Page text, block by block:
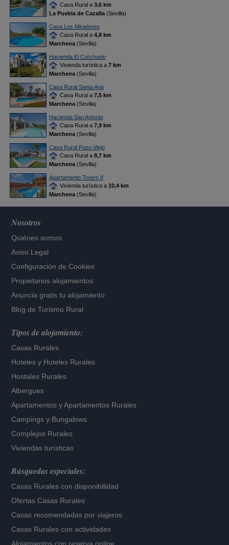
Casa Rural a 3,6 km
La Puebla de Cazalla(Sevilla)
Casa Los Miradores
Casa Rural a 4,8 km
Marchena(Sevilla)
Hacienda El Corchuelo
Vivienda turística a 7 km
Marchena(Sevilla)
Casa Rural Santa Ana
Casa Rural a 7,5 km
Marchena(Sevilla)
Hacienda San Antonio
Casa Rural a 7,9 km
Marchena(Sevilla)
Casa Rural Pozo Viejo
Casa Rural a 8,7 km
Marchena(Sevilla)
Apartamento Torero II
Vivienda turística a 10,4 km
Marchena(Sevilla)
Nosotros
Quiénes somos
Aviso Legal
Configuración de Cookies
Propietarios alojamientos
Anuncia gratis tu alojamiento
Blog de Turismo Rural
Tipos de alojamiento:
Casas Rurales
Hoteles y Hoteles Rurales
Hostales Rurales
Albergues
Apartamentos yApartamentos Rurales
Campings y Bungalows
Complejos Rurales
Viviendas turísticas
Búsquedas especiales:
Casas Rurales con disponibilidad
Ofertas Casas Rurales
Casas recomendadas por viajeros
Casas Rurales con actividades